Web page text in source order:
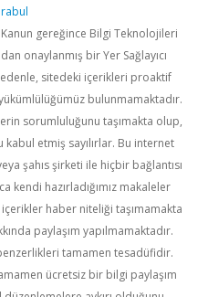
Kanun gereğince Bilgi Teknolojileri
onaylanmış bir Yer Sağlayıcı
sitedeki içerikleri proaktif
bulunmamaktadır.
sorumluluğunu taşımakta olup,
etmiş sayılırlar. Bu internet
şahıs şirketi ile hiçbir bağlantısı
kendi hazırladığımız makaleler
haber niteliği taşımamakta
paylaşım yapılmamaktadır.
tamamen tesadüfidir.
ücretsiz bir bilgi paylaşım